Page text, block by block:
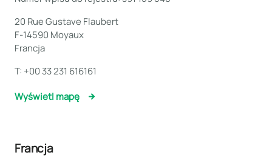
20 Rue Gustave Flaubert
F-14590 Moyaux
Francja
T: +00 33 231 616161
Wyświetl mapę
Francja